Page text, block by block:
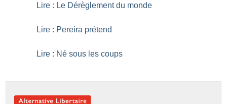
Lire : Le Dérèglement du monde
Lire : Pereira prétend
Lire : Né sous les coups